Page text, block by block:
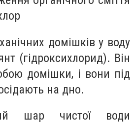
домішків у воду
(гідроксихлорид). Він
домішки, і вони під
на дно.
шар чистої води